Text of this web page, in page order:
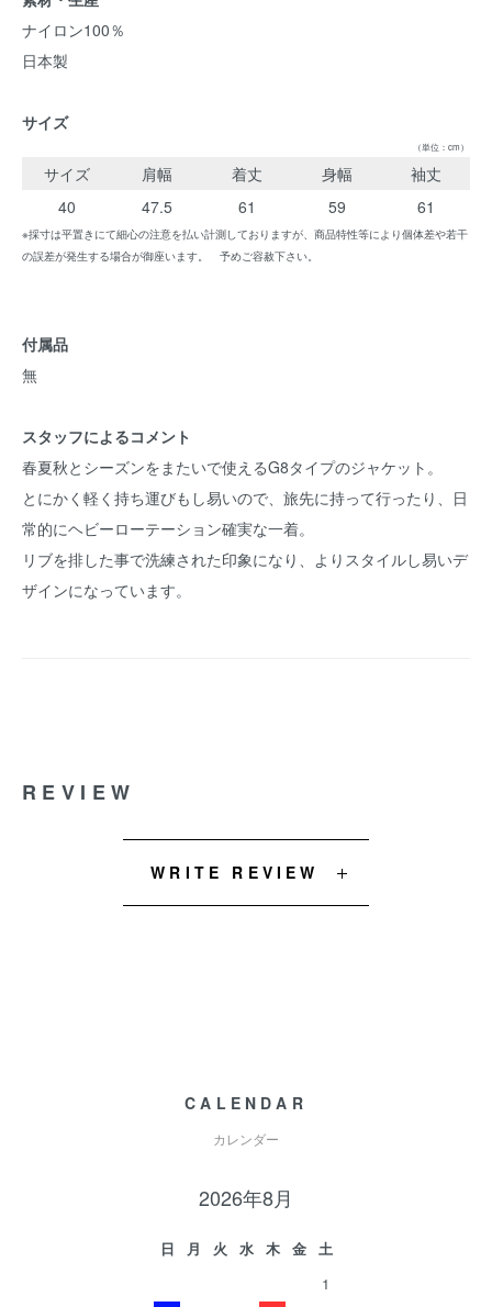
ナイロン100％
日本製
サイズ
（単位：cm）
サイズ 肩幅 着丈 身幅
袖丈
40
47.5 61 59 61
※採寸は平置きにて細心の注意を払い計測しておりますが、商品特性等により個体差や若干
の誤差が発生する場合が御座います。 予めご容赦下さい。
付属品
無
スタッフによるコメント
春夏秋とシーズンをまたいで使えるG8タイプのジャケット。
とにかく軽く持ち運びもし易いので、旅先に持って行ったり、日
常的にヘビーローテーション確実な一着。
リブを排した事で洗練された印象になり、よりスタイルし易いデ
ザインになっています。
REVIEW
WRITE REVIEW
CALENDAR
カレンダー
2026年8月
日 月 火 水 木 金
土
1